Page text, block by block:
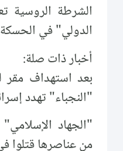
الشرطة الروسية
الدولي" في
أخبار ذات صلة:
بعد استهداف مقر
"النجباء" تهدد
"الجهاد
من عناصرها قتلوا